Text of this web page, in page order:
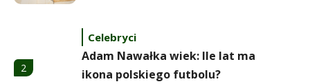
2
Celebryci
Adam Nawałka wiek: Ile lat ma
ikona polskiego futbolu?